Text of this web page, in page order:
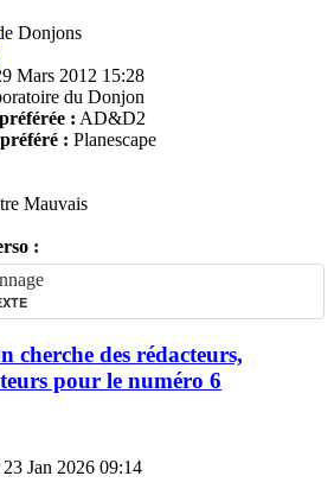
Donjons
Mars 2012 15:28
du Donjon
: AD&D2
: Planescape
Mauvais
:
des rédacteurs,
pour le numéro 6
Jan 2026 09:14